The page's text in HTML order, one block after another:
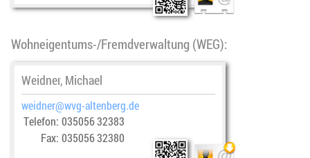
Wohneigentums-/Fremdverwaltung (WEG):
Weidner, Michael
weidner@­wvg-altenberg.de
Telefon: 035056 32383
Fax: 035056 32380